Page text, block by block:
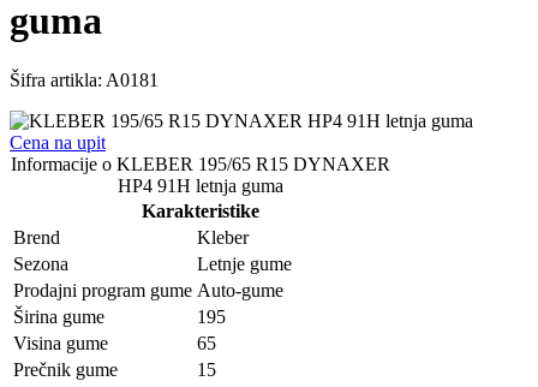
guma
Šifra artikla: A0181
Cena na upit
Informacije o KLEBER 195/65 R15 DYNAXER
HP4 91H letnja guma
Karakteristike
Brend
Kleber
Sezona
Letnje gume
Prodajni program gume Auto-gume
Širina gume
195
Visina gume
65
Prečnik gume
15